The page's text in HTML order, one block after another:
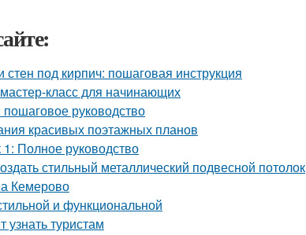
под кирпич: пошаговая инструкция
класс для начинающих
руководство
красивых поэтажных планов
Полное руководство
стильный металлический подвесной потолок
Кемерово
и функциональной
туристам